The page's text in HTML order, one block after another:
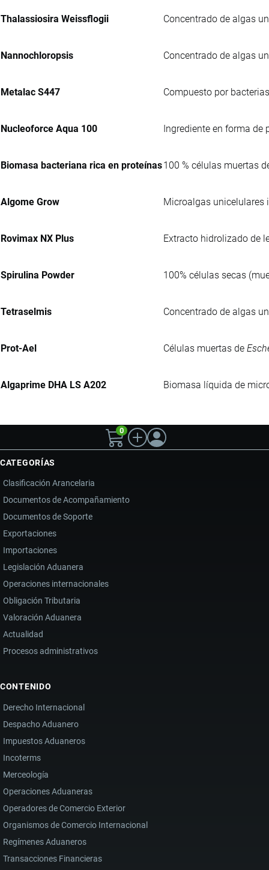
Thalassiosira Weissflogii Concentrado de algas
Nannochloropsis Concentrado de algas
Metalac S447 Compuesto por
Nucleoforce Aqua 100 Ingrediente en forma
Biomasa bacteriana rica en proteínas100 % células muertas
Algome Grow Microalgas
Rovimax NX Plus Extracto hidrolizado de
Spirulina Powder 100% células secas
Tetraselmis Concentrado de algas
Prot-Ael Células muertas de
Algaprime DHA LS A202 Biomasa líquida de
0
CATEGORÍAS
Clasificación Arancelaria
Documentos de Acompañamiento
Documentos de Soporte
Exportaciones
Importaciones
Legislación Aduanera
Operaciones internacionales
Obligación Tributaria
Valoración Aduanera
Actualidad
Procesos administrativos
CONTENIDO
Derecho Internacional
Despacho Aduanero
Impuestos Aduaneros
Incoterms
Merceología
Operaciones Aduaneras
Operadores de Comercio Exterior
Organismos de Comercio Internacional
Regímenes Aduaneros
Transacciones Financieras